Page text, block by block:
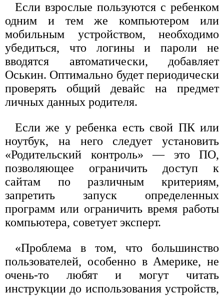
Если взрослые пользуются с ребенком
одним и тем же компьютером или
мобильным устройством, необходимо
убедиться, что логины и пароли не
вводятся автоматически, добавляет
Оськин. Оптимально будет периодически
проверять общий девайс на предмет
личных данных родителя.
Если же у ребенка есть свой ПК или
ноутбук, на него следует установить
«Родительский контроль» — это ПО,
позволяющее ограничить доступ к
сайтам по различным критериям,
запретить запуск определенных
программ или ограничить время работы
компьютера, советует эксперт.
«Проблема в том, что большинство
пользователей, особенно в Америке, не
очень-то любят и могут читать
инструкции до использования устройств,